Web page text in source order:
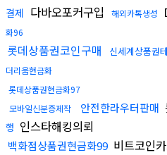
결제 다바오포커구입 해외카톡생성
화96
롯데상품권코인구매 신세계상품권
더리움현금화
롯데상품권현금화97
모바일신분증제작
안전한라우터판매
행 인스타해킹의뢰
백화점상품권현금화99 비트코인